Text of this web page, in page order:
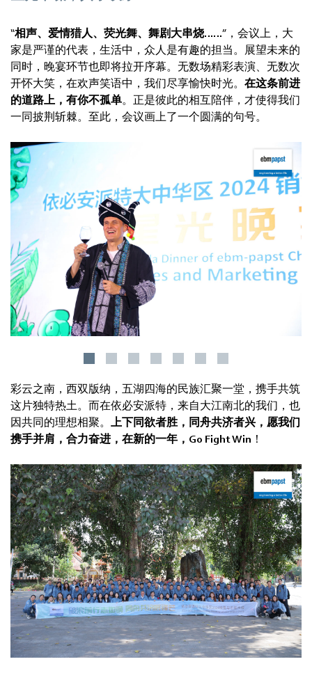
“相声、爱情猎人、荧光舞、舞剧大串烧……”，会议上，大
家是严谨的代表，生活中，众人是有趣的担当。展望未来的
同时，晚宴环节也即将拉开序幕。无数场精彩表演、无数次
开怀大笑，在欢声笑语中，我们尽享愉快时光。 在这条前进
的道路上，有你不孤单。正是彼此的相互陪伴，才使得我们
一同披荆斩棘。至此，会议画上了一个圆满的句号。
彩云之南，西双版纳，五湖四海的民族汇聚一堂，携手共筑
这片独特热土。而在依必安派特，来自大江南北的我们，也
因共同的理想相聚。 上下同欲者胜，同舟共济者兴，愿我们
携手并肩，合力奋进，在新的一年，Go Fight Win ！